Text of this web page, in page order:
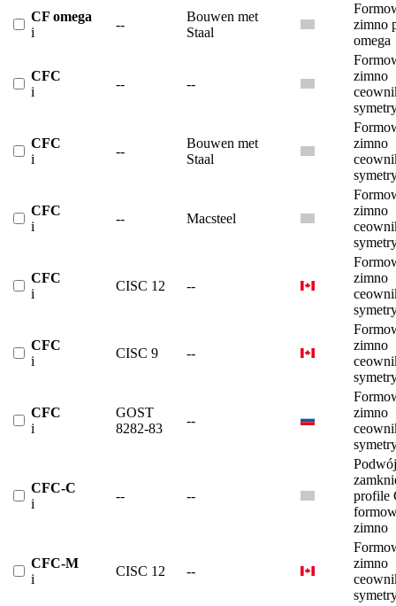
CF omega
i
--
Bouwen met
Staal
zimno
omega
CFC
i
-- --
zimno
CFC
i
--
Bouwen met
Staal
zimno
CFC
i
-- Macsteel
zimno
CFC
i
CISC 12 --
zimno
CFC
i
CISC 9 --
zimno
CFC
i
GOST
8282-83
--
zimno
CFC-C
i
-- --
profile
zimno
CFC-M
i
CISC 12 --
zimno